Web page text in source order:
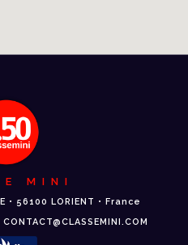
MINI
• 56100 LORIENT • France